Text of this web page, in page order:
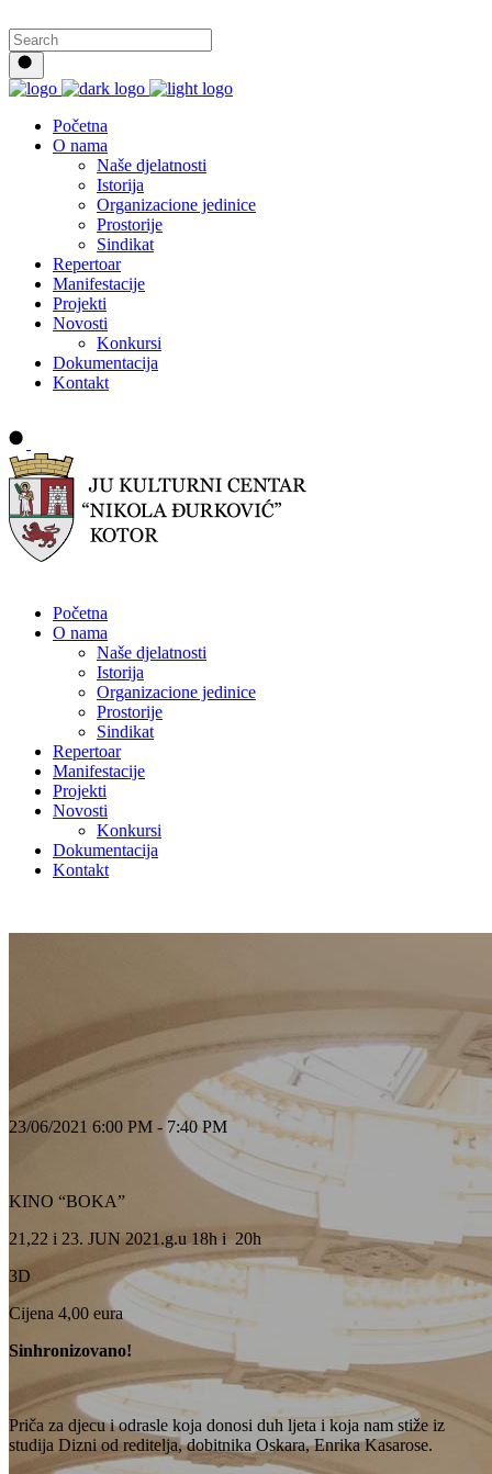
Početna
O nama
Naše djelatnosti
Istorija
Organizacione jedinice
Prostorije
Sindikat
Repertoar
Manifestacije
Projekti
Novosti
Konkursi
Dokumentacija
Kontakt
Početna
O nama
Naše djelatnosti
Istorija
Organizacione jedinice
Prostorije
Sindikat
Repertoar
Manifestacije
Projekti
Novosti
Konkursi
Dokumentacija
Kontakt
23/06/2021 6:00 PM - 7:40 PM
KINO “BOKA”
21,22 i 23. JUN 2021.g.u 18h i 20h
3D
Cijena 4,00 eura
Sinhronizovano!
Priča za djecu i odrasle koja donosi duh ljeta i koja nam stiže iz
studija Dizni od reditelja, dobitnika Oskara, Enrika Kasarose.